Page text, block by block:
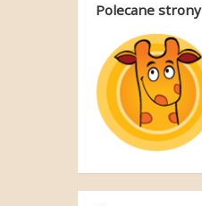
Polecane strony